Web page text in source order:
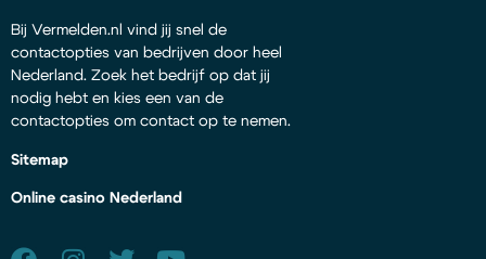
Bij Vermelden.nl vind jij snel de
contactopties van bedrijven door heel
Nederland. Zoek het bedrijf op dat jij
nodig hebt en kies een van de
contactopties om contact op te nemen.
Sitemap
Online casino Nederland